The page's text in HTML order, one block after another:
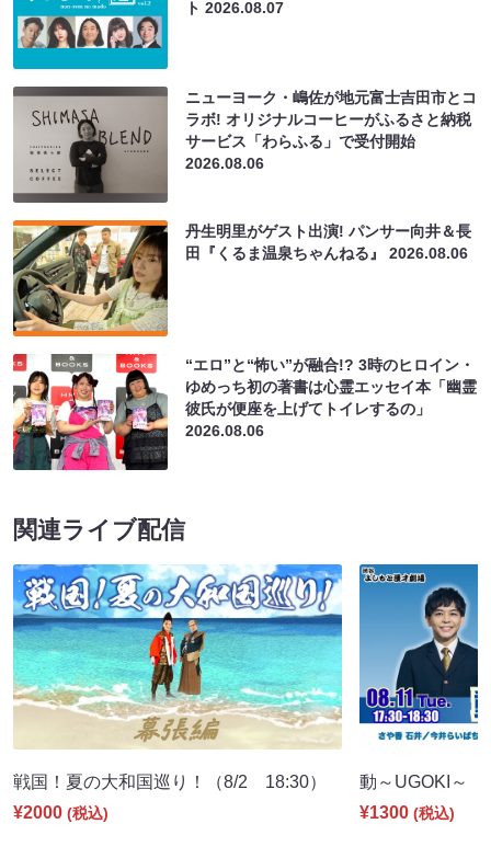
ト2026.08.07
ニューヨーク・嶋佐が地元富士吉田市とコ
ラボ! オリジナルコーヒーがふるさと納税
サービス「わらふる」で受付開始
2026.08.06
丹生明里がゲスト出演! パンサー向井＆長
田『くるま温泉ちゃんねる』2026.08.06
“エロ”と“怖い”が融合!? 3時のヒロイン・
ゆめっち初の著書は心霊エッセイ本「幽霊
彼氏が便座を上げてトイレするの」
2026.08.06
関連ライブ配信
戦国！夏の大和国巡り！（8/2 18:30）
¥2000 (税込)
動～UGOKI～
¥1300 (税込)